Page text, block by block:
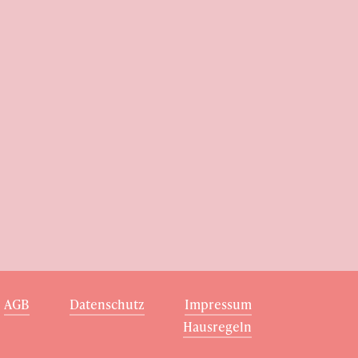
AGB Datenschutz
Impressum
Hausregeln